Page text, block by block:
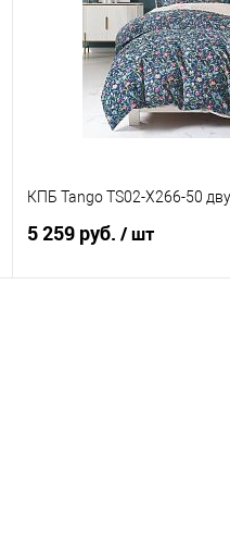
Купить в 1 клик
В избранное
КПБ Tango TS02-X266-50
5 259 руб. / шт